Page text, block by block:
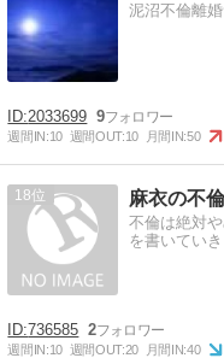
泥沼不倫離
2033699 9
週間IN:10 週間OUT:10 月間IN:50
18 麻衣の不
不倫は絶対
を書いていき
736585 2
週間IN:10 週間OUT:20 月間IN:40